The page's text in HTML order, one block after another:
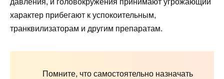
давления, и головокружения принимают угрожающий
характер прибегают к успокоительным,
транквилизаторам и другим препаратам.
Помните, что самостоятельно назначать